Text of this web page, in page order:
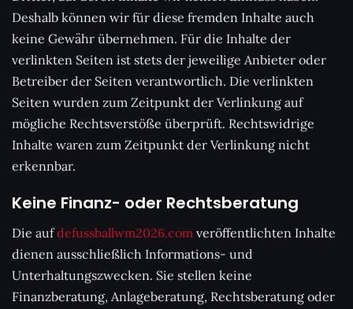
Deshalb können wir für diese fremden Inhalte auch
keine Gewähr übernehmen. Für die Inhalte der
verlinkten Seiten ist stets der jeweilige Anbieter oder
Betreiber der Seiten verantwortlich. Die verlinkten
Seiten wurden zum Zeitpunkt der Verlinkung auf
mögliche Rechtsverstöße überprüft. Rechtswidrige
Inhalte waren zum Zeitpunkt der Verlinkung nicht
erkennbar.
Keine Finanz- oder Rechtsberatung
Die aufdefussballwm2026.com veröffentlichten Inhalte
dienen ausschließlich Informations- und
Unterhaltungszwecken. Sie stellen keine
Finanzberatung, Anlageberatung, Rechtsberatung oder